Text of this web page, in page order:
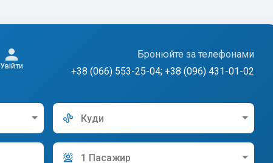
Увійти
Бронюйте за телефонами
+38 (066) 553-25-04; +38 (096) 431-01-02
Куди
1 Пасажир